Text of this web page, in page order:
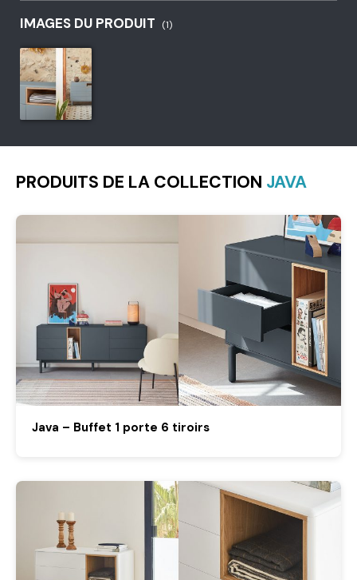
IMAGES DU PRODUIT (1)
PRODUITS DE LA COLLECTION JAVA
Java – Buffet 1 porte 6 tiroirs